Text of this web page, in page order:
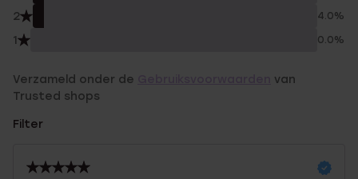
2 4.0%
1 0.0%
Verzameld onder de
van
Trusted shops
Filter